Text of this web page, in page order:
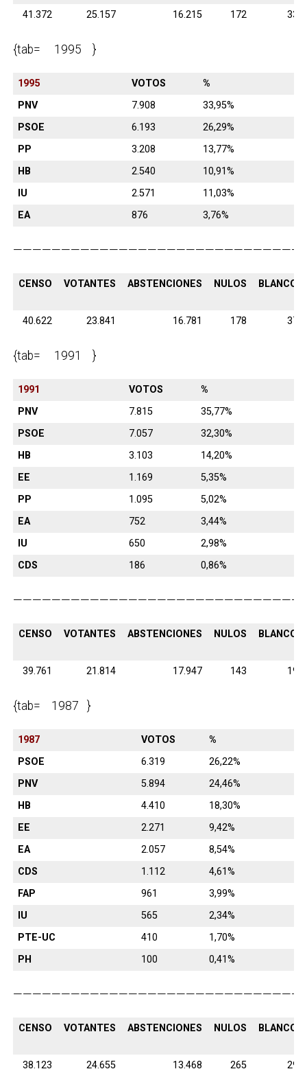
41.372 25.157 16.215 172 339
{tab= 1995 }
1995 VOTOS %
PNV
7.908
33,95%
PSOE
6.193
26,29%
PP
3.208
13,77%
HB
2.540
10,91%
IU
2.571
11,03%
EA
876 3,76%
CENSO VOTANTES ABSTENCIONES NULOS BLANCOS
40.622 23.841 16.781 178 371
{tab= 1991 }
1991 VOTOS %
PNV
7.815
35,77%
PSOE
7.057
32,30%
HB
3.103
14,20%
EE
1.169
5,35%
PP
1.095
5,02%
EA
752
3,44%
IU
650
2,98%
CDS
186 0,86%
CENSO VOTANTES ABSTENCIONES NULOS BLANCOS
39.761 21.814 17.947 143 198
{tab= 1987 }
1987 VOTOS %
PSOE
6.319
26,22%
PNV
5.894
24,46%
HB
4.410
18,30%
EE
2.271
9,42%
EA
2.057
8,54%
CDS
1.112
4,61%
FAP
961
3,99%
IU
565
2,34%
PTE-UC
410
1,70%
PH
100 0,41%
CENSO VOTANTES ABSTENCIONES NULOS BLANCOS
38.123 24.655 13.468 265 291